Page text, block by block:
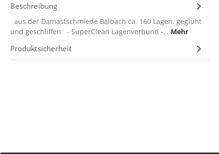
Beschreibung
aus der Damastschmiede Balbach ca. 160 Lagen, geglüht
und geschliffen - SuperClean Lagenverbund -… Mehr
Produktsicherheit